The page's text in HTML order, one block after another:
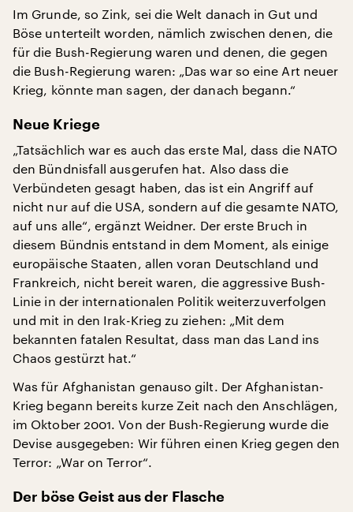
Im Grunde, so Zink, sei die Welt danach in Gut und
Böse unterteilt worden, nämlich zwischen denen, die
für die Bush-Regierung waren und denen, die gegen
die Bush-Regierung waren: „Das war so eine Art neuer
Krieg, könnte man sagen, der danach begann.“
Neue Kriege
„Tatsächlich war es auch das erste Mal, dass die NATO
den Bündnisfall ausgerufen hat. Also dass die
Verbündeten gesagt haben, das ist ein Angriff auf
nicht nur auf die USA, sondern auf die gesamte NATO,
auf uns alle“, ergänzt Weidner. Der erste Bruch in
diesem Bündnis entstand in dem Moment, als einige
europäische Staaten, allen voran Deutschland und
Frankreich, nicht bereit waren, die aggressive Bush-
Linie in der internationalen Politik weiterzuverfolgen
und mit in den Irak-Krieg zu ziehen: „Mit dem
bekannten fatalen Resultat, dass man das Land ins
Chaos gestürzt hat.“
Was für Afghanistan genauso gilt. Der Afghanistan-
Krieg begann bereits kurze Zeit nach den Anschlägen,
im Oktober 2001. Von der Bush-Regierung wurde die
Devise ausgegeben: Wir führen einen Krieg gegen den
Terror: „War on Terror“.
Der böse Geist aus der Flasche